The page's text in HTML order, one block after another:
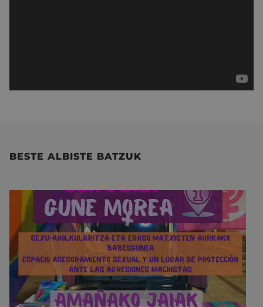
BESTE ALBISTE BATZUK